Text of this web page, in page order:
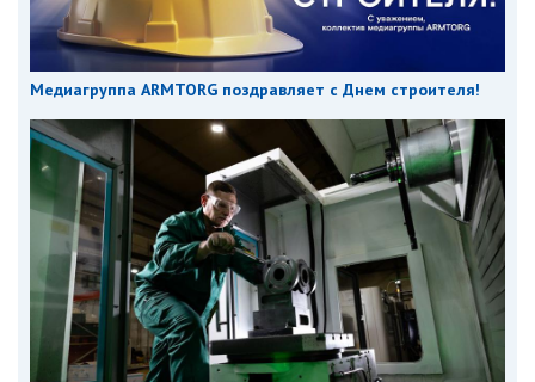
Медиагруппа ARMTORG поздравляет с Днем строителя!